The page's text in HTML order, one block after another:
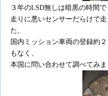
３年のLSD無しは暗黒の時間
走りに悪いセンサーだらけで
た、
国内ミッション車両の登録約
もなく、
本国に問い合わせて調べてみ